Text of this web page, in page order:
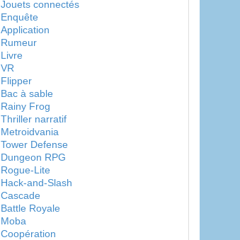
Jouets connectés
Enquête
Application
Rumeur
Livre
VR
Flipper
Bac à sable
Rainy Frog
Thriller narratif
Metroidvania
Tower Defense
Dungeon RPG
Rogue-Lite
Hack-and-Slash
Cascade
Battle Royale
Moba
Coopération